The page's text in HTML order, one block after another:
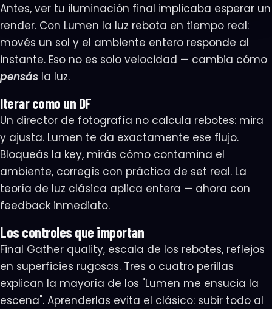
Antes, ver tu iluminación final implicaba esperar un
render. Con Lumen la luz rebota en tiempo real:
movés un sol y el ambiente entero responde al
instante. Eso no es solo velocidad — cambia cómo
pensás la luz.
Iterar como un DF
Un director de fotografía no calcula rebotes: mira
y ajusta. Lumen te da exactamente ese flujo.
Bloqueás la key, mirás cómo contamina el
ambiente, corregís con práctica de set real. La
teoría de luz clásica aplica entera — ahora con
feedback inmediato.
Los controles que importan
Final Gather quality, escala de los rebotes, reflejos
en superficies rugosas. Tres o cuatro perillas
explican la mayoría de los "Lumen me ensucia la
escena". Aprenderlas evita el clásico: subir todo al